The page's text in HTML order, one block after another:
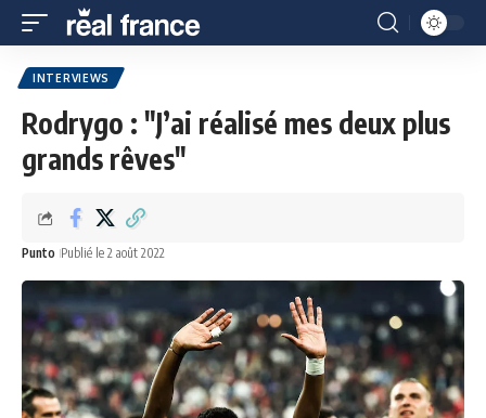
INTERVIEWS
Rodrygo : "J’ai réalisé mes deux plus
grands rêves"
Punto Publié le 2 août 2022